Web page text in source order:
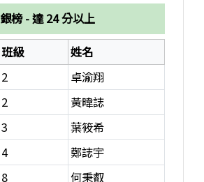
銀榜 - 達 24 分以上
班級
姓名
2
卓渝翔
2
黃暐誌
3
葉筱希
4
鄭誌宇
8 何秉叡